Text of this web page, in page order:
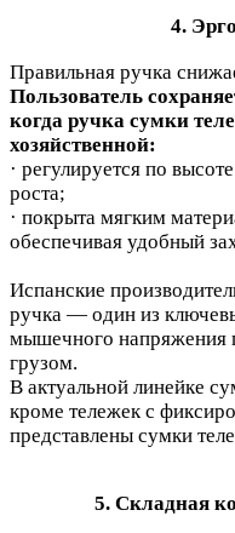
4.
Правильная ручка
Пользователь
когда ручка сумки
хозяйственной:
· регулируется по
роста;
· покрыта мягким
обеспечивая удобный
Испанские
ручка — один из
мышечного напряжения
грузом.
В актуальной линейке
кроме тележек с
представлены сумки
5. Складная